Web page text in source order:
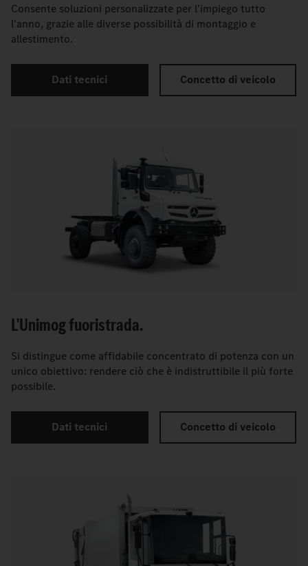
Consente soluzioni personalizzate per l'impiego tutto
l'anno, grazie alle diverse possibilità di montaggio e
allestimento.
Dati tecnici Concetto di veicolo
L'Unimog fuoristrada.
Si distingue come affidabile concentrato di potenza con un
unico obiettivo: rendere ciò che è indistruttibile il più forte
possibile.
Dati tecnici Concetto di veicolo